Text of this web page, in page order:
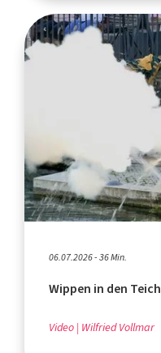
06.07.2026 - 36 Min.
Wippen in den Teich
Video Wilfried Vollmar